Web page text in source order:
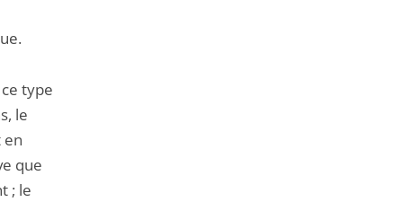
type
le
en
que
; le